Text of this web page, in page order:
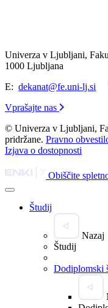
Univerza v Ljubljani,
1000 Ljubljana
E: dekanat@fe.uni-lj.si
Vprašajte nas
© Univerza v Ljubljani,
pridržane. Pravno
Izjava o dostopnosti
Obiščite
Študij
Nazaj
Študij
Dodiplomski